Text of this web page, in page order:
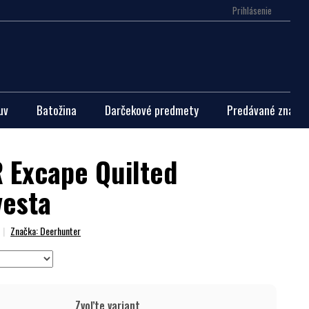
Prihlásenie
Batožina Darčekové predmety Predávané značky
Excape Quilted
Značka:Deerhunter
Zvoľte variant